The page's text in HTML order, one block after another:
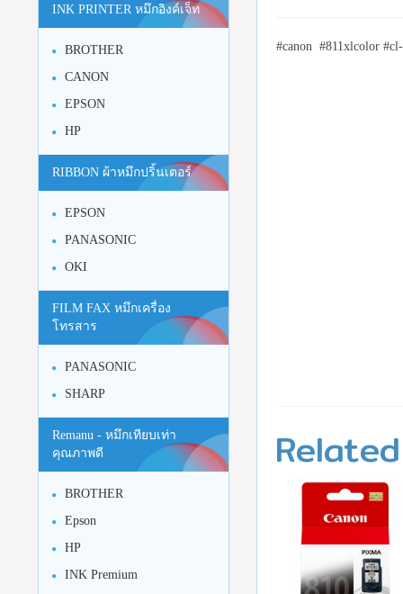
#canon #811xlcolor
INK PRINTER หมึกอิงค์เจ็ท
BROTHER
CANON
EPSON
HP
RIBBON ผ้าหมึกปริ้นเตอร์
EPSON
PANASONIC
OKI
FILM FAX หมึกเครื่อง
โทรสาร
PANASONIC
SHARP
Remanu - หมึกเทียบเท่า
คุณภาพดี
BROTHER
Epson
HP
INK Premium